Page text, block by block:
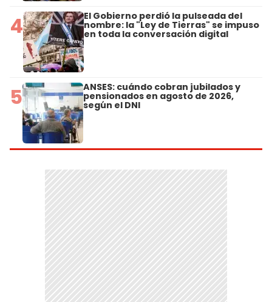
4 El Gobierno perdió la pulseada del
nombre: la "Ley de Tierras" se impuso
en toda la conversación digital
5 ANSES: cuándo cobran jubilados y
pensionados en agosto de 2026,
según el DNI